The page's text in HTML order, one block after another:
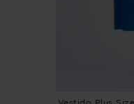
Vestido Plus